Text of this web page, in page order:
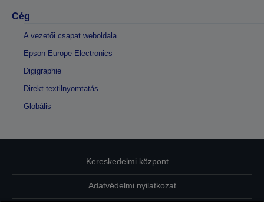
Cég
A vezetői csapat weboldala
Epson Europe Electronics
Digigraphie
Direkt textilnyomtatás
Globális
Kereskedelmi központ
Adatvédelmi nyilatkozat